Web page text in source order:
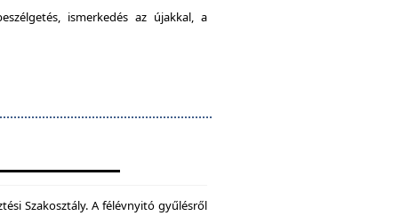
ismerkedés az újakkal, a
Szakosztály. A félévnyitó gyűlésről